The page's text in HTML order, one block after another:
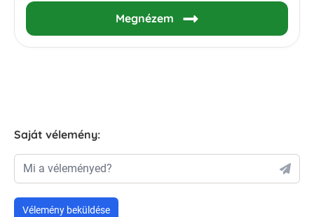
Megnézem
Saját vélemény:
Mi a véleményed?
Vélemény beküldése